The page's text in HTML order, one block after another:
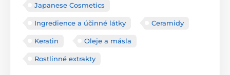
Japanese Cosmetics
Ingredience a účinné látky Ceramidy
Keratin Oleje a másla
Rostlinné extrakty